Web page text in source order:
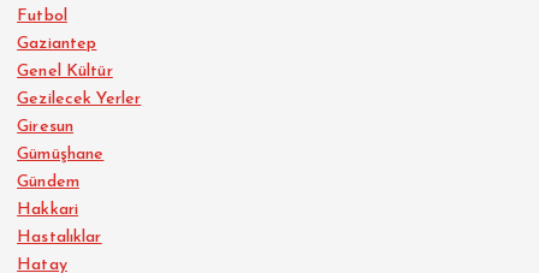
Futbol
Gaziantep
Genel Kültür
Gezilecek Yerler
Giresun
Gümüşhane
Gündem
Hakkari
Hastalıklar
Hatay